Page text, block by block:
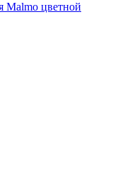
Malmo цветной